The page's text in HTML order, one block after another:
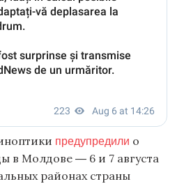
предупредили о
в Молдове ― 6 и 7 августа
районах страны